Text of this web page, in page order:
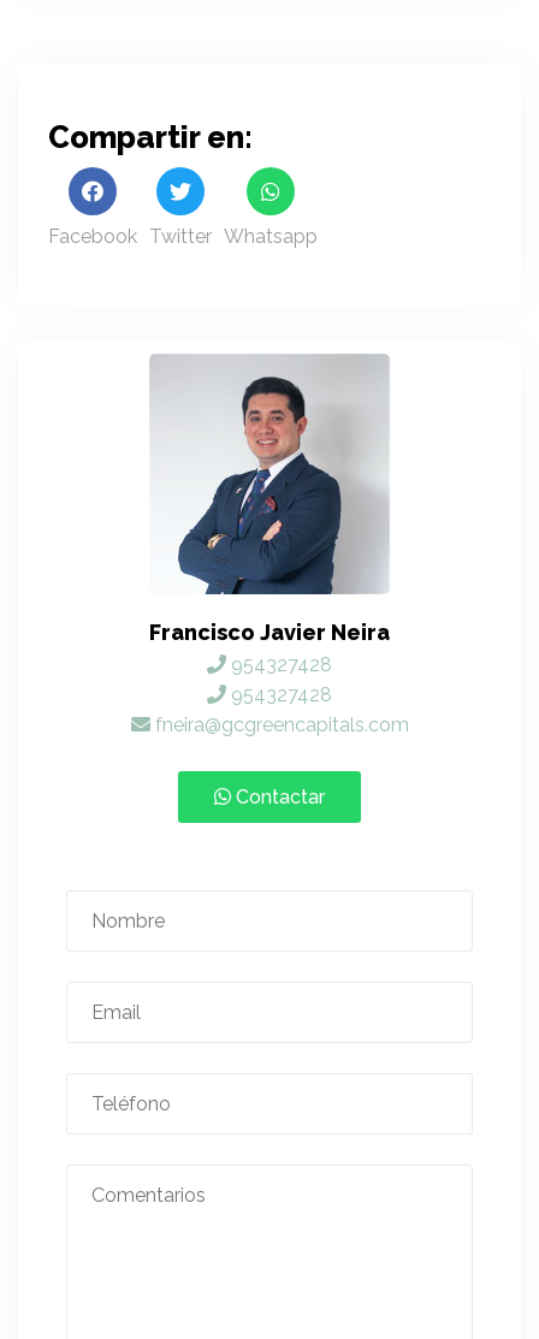
Compartir en:
Facebook Twitter Whatsapp
Francisco Javier Neira
954327428
954327428
fneira@gcgreencapitals.com
Contactar